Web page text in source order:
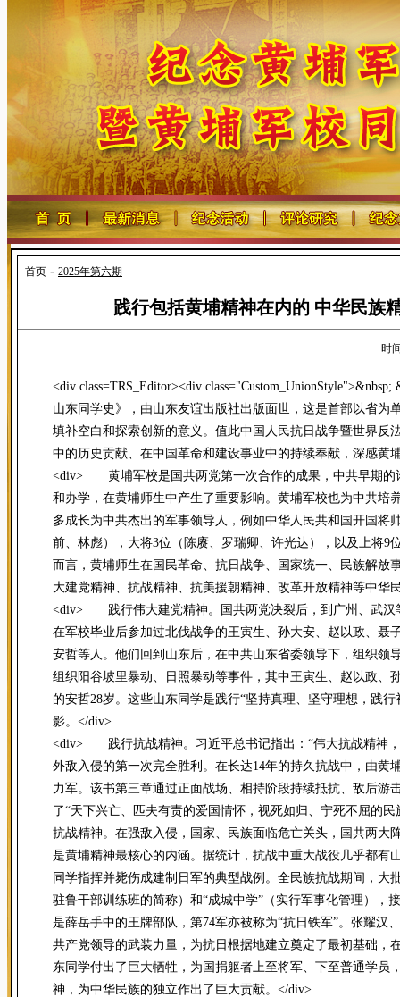
首页 - 2025年第六期
践行包括黄埔精神在内的 中华民
时
<div class=TRS_Editor><div
山东同学史》，由山东友谊出版社出版面世，这是首部以省
填补空白和探索创新的意义。值此中国人民抗日战争暨世界反
中的历史贡献、在中国革命和建设事业中的持续奉献，深感黄
<div> 黄埔军校是国共两党第一次合作的成果，中共早期的
和办学，在黄埔师生中产生了重要影响。黄埔军校也为中共培
多成长为中共杰出的军事领导人，例如中华人民共和国开国将
前、林彪），大将3位（陈赓、罗瑞卿、许光达），以及上将
而言，黄埔师生在国民革命、抗日战争、国家统一、民族解
大建党精神、抗战精神、抗美援朝精神、改革开放精神等中华
<div> 践行伟大建党精神。国共两党决裂后，到广州、武汉
在军校毕业后参加过北伐战争的王寅生、孙大安、赵以政、
安哲等人。他们回到山东后，在中共山东省委领导下，组织
组织阳谷坡里暴动、日照暴动等事件，其中王寅生、赵以政、
的安哲28岁。这些山东同学是践行“坚持真理、坚守理想，践
影。</div>
<div> 践行抗战精神。习近平总书记指出：“伟大抗战精神，
外敌入侵的第一次完全胜利。在长达14年的持久抗战中，由
力军。该书第三章通过正面战场、相持阶段持续抵抗、敌后
了“天下兴亡、匹夫有责的爱国情怀，视死如归、宁死不屈的
抗战精神。在强敌入侵，国家、民族面临危亡关头，国共两大
是黄埔精神最核心的内涵。据统计，抗战中重大战役几乎都
同学指挥并毙伤成建制日军的典型战例。全民族抗战期间，
驻鲁干部训练班的简称）和“成城中学”（实行军事化管理），
是薛岳手中的王牌部队，第74军亦被称为“抗日铁军”。张耀
共产党领导的武装力量，为抗日根据地建立奠定了最初基础，
东同学付出了巨大牺牲，为国捐躯者上至将军、下至普通学
神，为中华民族的独立作出了巨大贡献。</div>